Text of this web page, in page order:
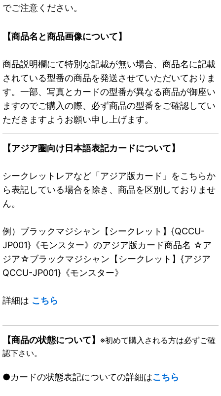
でご注意ください。
【商品名と商品画像について】
商品説明欄にて特別な記載が無い場合、商品名に記載
されている型番の商品を発送させていただいておりま
す。一部、写真とカードの型番が異なる商品が御座い
ますのでご購入の際、必ず商品の型番をご確認してい
ただきますようお願い申し上げます。
【アジア圏向け日本語表記カードについて】
シークレットレアなど「アジア版カード」をこちらか
ら表記している場合を除き、商品を区別しておりませ
ん。
例）ブラックマジシャン【シークレット】{QCCU-
JP001}《モンスター》のアジア版カード商品名 ☆ア
ジア☆ブラックマジシャン【シークレット】{アジア
QCCU-JP001}《モンスター》
詳細は こちら
【商品の状態について】 ※初めて購入される方は必ずご確
認下さい。
●カードの状態表記についての詳細はこちら